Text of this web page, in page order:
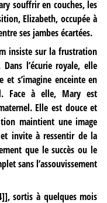
souffrir en couches, les
Elizabeth, occupée à
ses jambes écartées.
insiste sur la frustration
l’écurie royale, elle
s’imagine enceinte en
Face à elle, Mary est
Elle est douce et
maintient une image
invite à ressentir de la
que le succès ou le
sans l’assouvissement
]], sortis à quelques mois